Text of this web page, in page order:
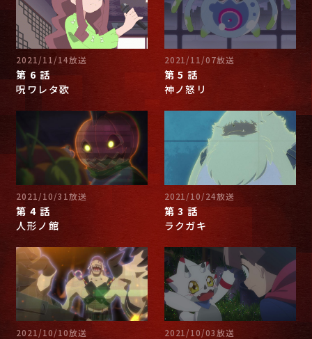
2021/11/14放送
第 6 話
呪ワレタ歌
2021/11/07放送
第 5 話
神ノ怒リ
2021/10/31放送
第 4 話
人形ノ館
2021/10/24放送
第 3 話
ラクガキ
2021/10/10放送 2021/10/03放送